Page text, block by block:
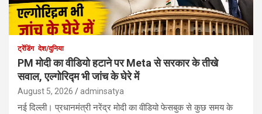
ट्रेंडिंग देश/दुनिया
PM मोदी का वीडियो हटाने पर Meta से सरकार के तीखे
सवाल, एल्गोरिद्म भी जांच के घेरे में
August 5, 2026 adminsatya
नई दिल्ली। प्रधानमंत्री नरेंद्र मोदी का वीडियो फेसबुक से कुछ समय के